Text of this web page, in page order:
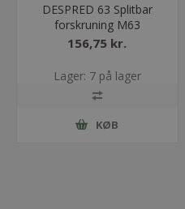
DESPRED 63 Splitbar
forskruning M63
156,75 kr.
Lager: 7 på lager
KØB